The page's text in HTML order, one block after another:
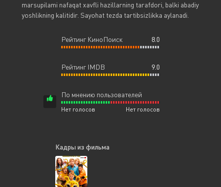
marsupilami nafaqat xavfli hazillarning tarafdori, balki abadiy
yoshlikning kalitidir. Sayohat tezda tartibsizlikka aylanadi.
Рейтинг КиноПоиск 8.0
Рейтинг IMDB 9.0
По мнению пользователей
Нет голосов Нет голосов
Кадры из фильма